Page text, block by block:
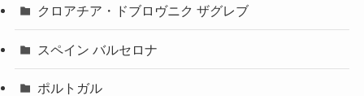
クロアチア・ドブロヴニク ザグレブ
スペイン バルセロナ
ポルトガル